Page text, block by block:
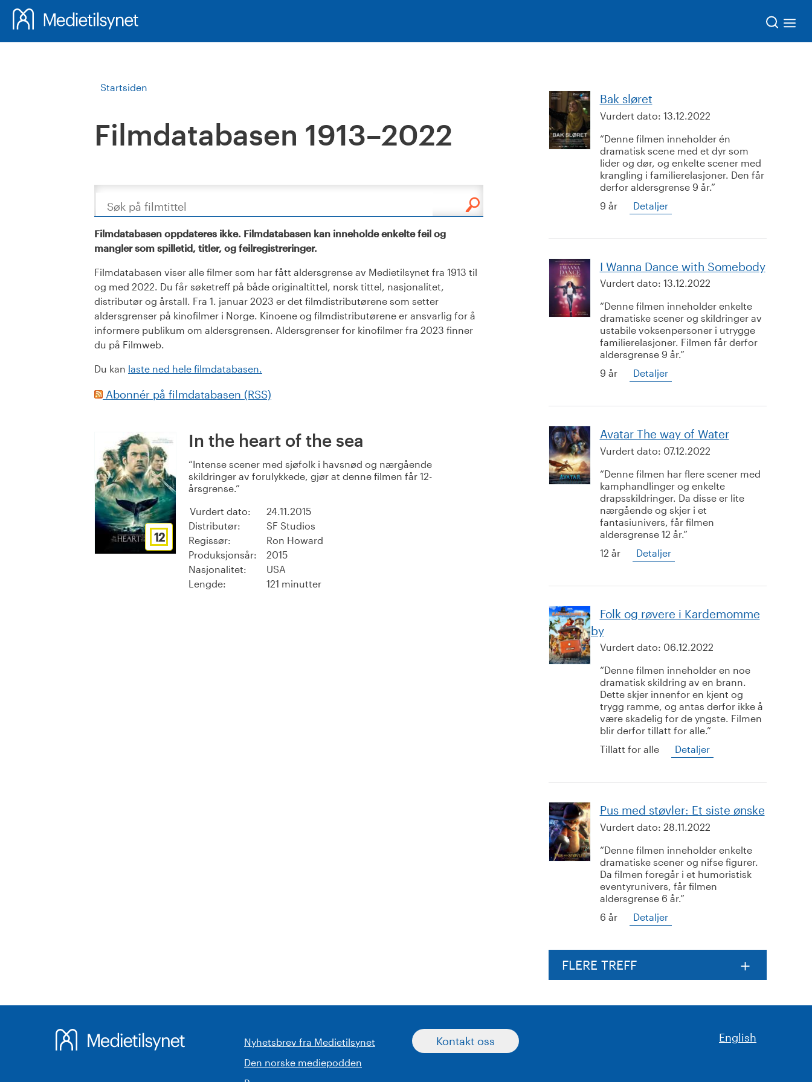
Startsiden
Filmdatabasen 1913–2022
Søk
Filmdatabasen oppdateres ikke. Filmdatabasen kan inneholde enkelte feil og
mangler som spilletid, titler, og feilregistreringer.
Filmdatabasen viser alle filmer som har fått aldersgrense av Medietilsynet fra 1913 til
og med 2022. Du får søketreff på både originaltittel, norsk tittel, nasjonalitet,
distributør og årstall. Fra 1. januar 2023 er det filmdistributørene som setter
aldersgrenser på kinofilmer i Norge. Kinoene og filmdistributørene er ansvarlig for å
informere publikum om aldersgrensen. Aldersgrenser for kinofilmer fra 2023 finner
du på Filmweb.
Du kan laste ned hele filmdatabasen.
Abonnér på filmdatabasen (RSS)
12
In the heart of the sea
Intense scener med sjøfolk i havsnød og nærgående
skildringer av forulykkede, gjør at denne filmen får 12-
årsgrense.
Vurdert dato:
24.11.2015
Distributør:
SF Studios
Regissør:
Ron Howard
Produksjonsår:
2015
Nasjonalitet:
USA
Lengde:
121 minutter
Bak sløret
Vurdert dato: 13.12.2022
Denne filmen inneholder én
dramatisk scene med et dyr som
lider og dør, og enkelte scener med
krangling i familierelasjoner. Den får
derfor aldersgrense 9 år.
9 år
Detaljer
I Wanna Dance with Somebody
Vurdert dato: 13.12.2022
Denne filmen inneholder enkelte
dramatiske scener og skildringer av
ustabile voksenpersoner i utrygge
familierelasjoner. Filmen får derfor
aldersgrense 9 år.
9 år
Detaljer
Avatar The way of Water
Vurdert dato: 07.12.2022
Denne filmen har flere scener med
kamphandlinger og enkelte
drapsskildringer. Da disse er lite
nærgående og skjer i et
fantasiunivers, får filmen
aldersgrense 12 år.
12 år
Detaljer
Folk og røvere i Kardemomme
by
Vurdert dato: 06.12.2022
Denne filmen inneholder en noe
dramatisk skildring av en brann.
Dette skjer innenfor en kjent og
trygg ramme, og antas derfor ikke å
være skadelig for de yngste. Filmen
blir derfor tillatt for alle.
Tillatt for alle
Detaljer
Pus med støvler: Et siste ønske
Vurdert dato: 28.11.2022
Denne filmen inneholder enkelte
dramatiske scener og nifse figurer.
Da filmen foregår i et humoristisk
eventyrunivers, får filmen
aldersgrense 6 år.
6 år
Detaljer
FLERE TREFF
Nyhetsbrev fra Medietilsynet
Den norske mediepodden
Kontakt oss English